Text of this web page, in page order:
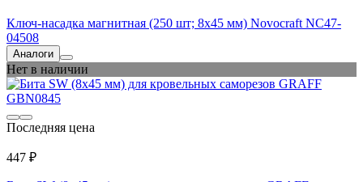
Ключ-насадка магнитная (250 шт; 8х45 мм) Novocraft NC47-
04508
Аналоги
Нет в наличии
Последняя цена
447 ₽